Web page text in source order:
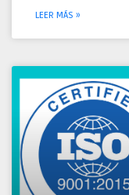
LEER MÁS »